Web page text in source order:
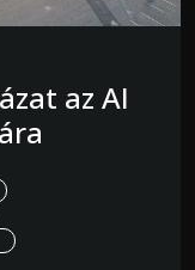
az AI